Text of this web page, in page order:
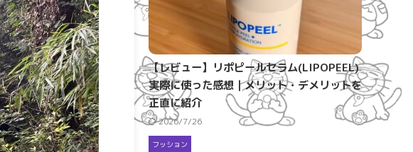
【レビュー】リポピールセラム(LIPOPEEL)
実際に使った感想｜メリット・デメリットを
正直に紹介
2026/7/26
フッション